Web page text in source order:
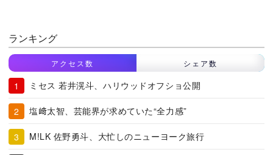
ランキング
アクセス数 シェア数
ミセス 若井滉斗、ハリウッドオフショ公開
塩﨑太智、芸能界が求めていた“全力感”
M!LK 佐野勇斗、大忙しのニューヨーク旅行